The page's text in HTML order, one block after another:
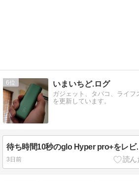
6 いまいちど.ログ
ガジェット、タバコ、ライ
を更新しています。
待ち時間10秒の
3日前